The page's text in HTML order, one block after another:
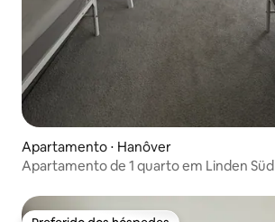
Apartamento ⋅ Hanôver
Apartamento de 1 quarto em Linden Süd